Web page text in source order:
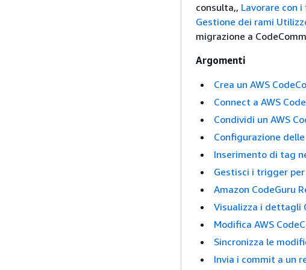
consulta,, Lavorare con i
Gestione dei rami
migrazione a
Argomenti
Crea un AWS
Connect a AWS
Condividi un AWS
Configurazione
Inserimento di tag
Gestisci i trigger
Amazon CodeGuru
Visualizza i dettagli
Modifica AWS
Sincronizza le
Invia i commit a un